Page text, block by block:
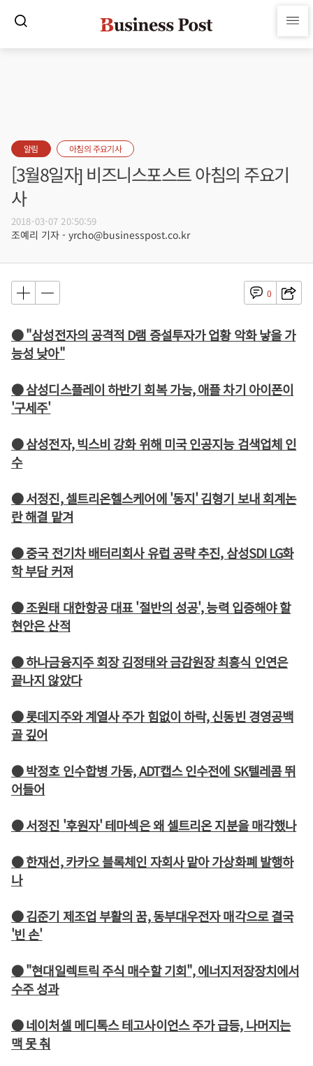
알림 아침의 주요기사
[3월8일자] 비즈니스포스트 아침의 주요기
사
2018-03-07 20:50:59
조예리 기자 - yrcho@businesspost.co.kr
0
● "삼성전자의 공격적 D램 증설투자가 업황 악화 낳을 가
능성 낮아"
● 삼성디스플레이 하반기 회복 가능, 애플 차기 아이폰이
'구세주'
● 삼성전자, 빅스비 강화 위해 미국 인공지능 검색업체 인
수
● 서정진, 셀트리온헬스케어에 '동지' 김형기 보내 회계논
란 해결 맡겨
● 중국 전기차 배터리회사 유럽 공략 추진, 삼성SDI LG화
학 부담 커져
● 조원태 대한항공 대표 '절반의 성공', 능력 입증해야 할
현안은 산적
● 하나금융지주 회장 김정태와 금감원장 최흥식 인연은
끝나지 않았다
● 롯데지주와 계열사 주가 힘없이 하락, 신동빈 경영공백
골 깊어
● 박정호 인수합병 가동, ADT캡스 인수전에 SK텔레콤 뛰
어들어
● 서정진 '후원자' 테마섹은 왜 셀트리온 지분을 매각했나
● 한재선, 카카오 블록체인 자회사 맡아 가상화폐 발행하
나
● 김준기 제조업 부활의 꿈, 동부대우전자 매각으로 결국
'빈 손'
● "현대일렉트릭 주식 매수할 기회", 에너지저장장치에서
수주 성과
● 네이처셀 메디톡스 테고사이언스 주가 급등, 나머지는
맥 못 춰